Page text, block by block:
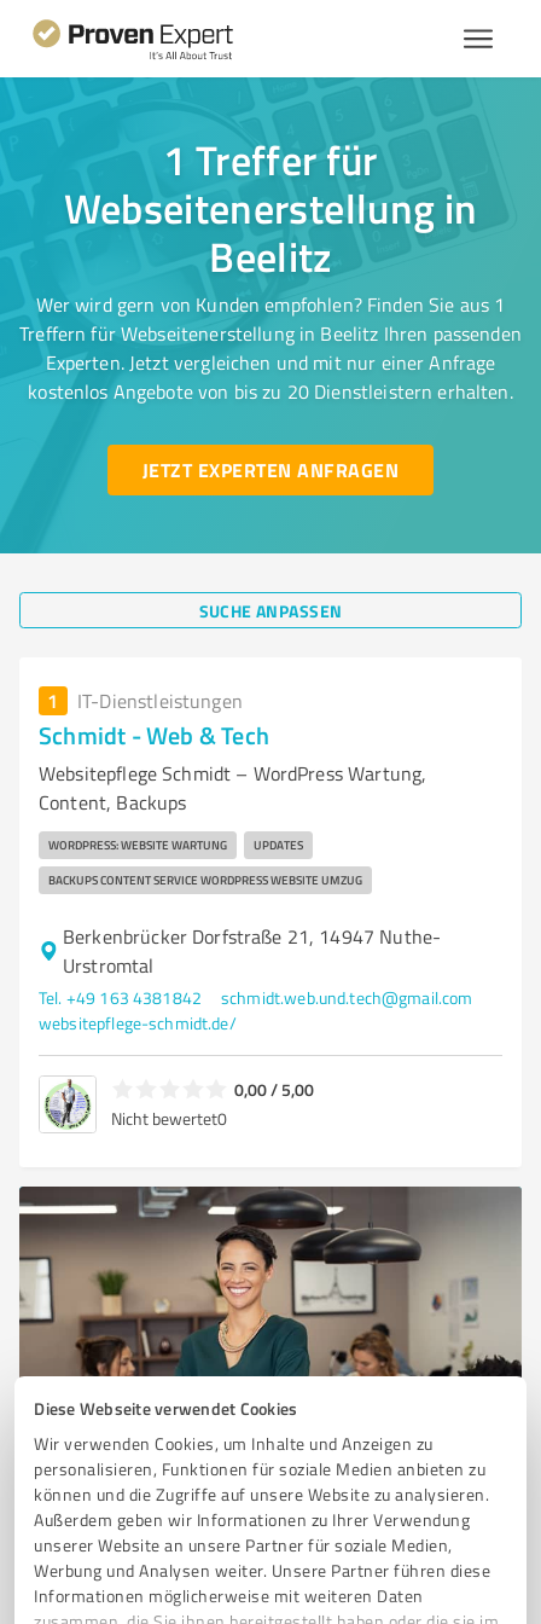
Diese Webseite verwendet Cookies
Wir verwenden Cookies, um Inhalte und Anzeigen zu
personalisieren, Funktionen für soziale Medien anbieten zu
können und die Zugriffe auf unsere Website zu analysieren.
Außerdem geben wir Informationen zu Ihrer Verwendung
unserer Website an unsere Partner für soziale Medien,
Werbung und Analysen weiter. Unsere Partner führen diese
Informationen möglicherweise mit weiteren Daten
1 Treffer für
Webseitenerstellung in
Beelitz
Wer wird gern von Kunden empfohlen? Finden Sie aus 1
Treffern für Webseitenerstellung in Beelitz Ihren passenden
Experten. Jetzt vergleichen und mit nur einer Anfrage
kostenlos Angebote von bis zu 20 Dienstleistern erhalten.
JETZT EXPERTEN ANFRAGEN
SUCHE ANPASSEN
1 IT-Dienstleistungen
Schmidt - Web & Tech
Websitepflege Schmidt – WordPress Wartung,
Content, Backups
WORDPRESS: WEBSITE WARTUNG UPDATES
BACKUPS CONTENT SERVICE WORDPRESS WEBSITE UMZUG
Berkenbrücker Dorfstraße 21, 14947 Nuthe-
Urstromtal
Tel. +49 163 4381842
schmidt.web.und.tech@gmail.com
websitepflege-schmidt.de/
0,00 / 5,00
Nicht bewertet0
Sie möchten auch hier gelistet werden?
Registrieren Sie sich jetzt und werden Sie ein von
Kunden empfohlener ProvenExpert!
1